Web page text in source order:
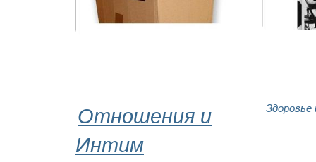
Отношения и
Интим